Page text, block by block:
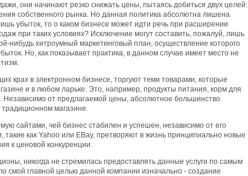
они начинают резко снижать цены, пытаясь добиться двух целей:
собственного рынка. Но данная политика абсолютна лишена
убыток, то о каком бизнесе может идти речь при расширении
при таких условиях? Исключение могут составить, пожалуй, лишь
нибудь хитроумный маркетинговый план, осуществление которого
Но, как показывает практика, в данном случае имеет место не
крах в электронном бизнесе, торгуют теми товарами, которые
и в любом ларьке. Это, например, продукты питания, корм для
Независимо от предлагаемой цены, абсолютное большинство
магазине.
сайтами, чей бизнес стабилен и успешен, независимо от его
такие как Yahoo или EBay, претворяют в жизнь принципиально новые
к ценовой конкуренции.
никогда не стремилась предоставлять данные услуги по самым
смой главной целью данной компании изначально - создание